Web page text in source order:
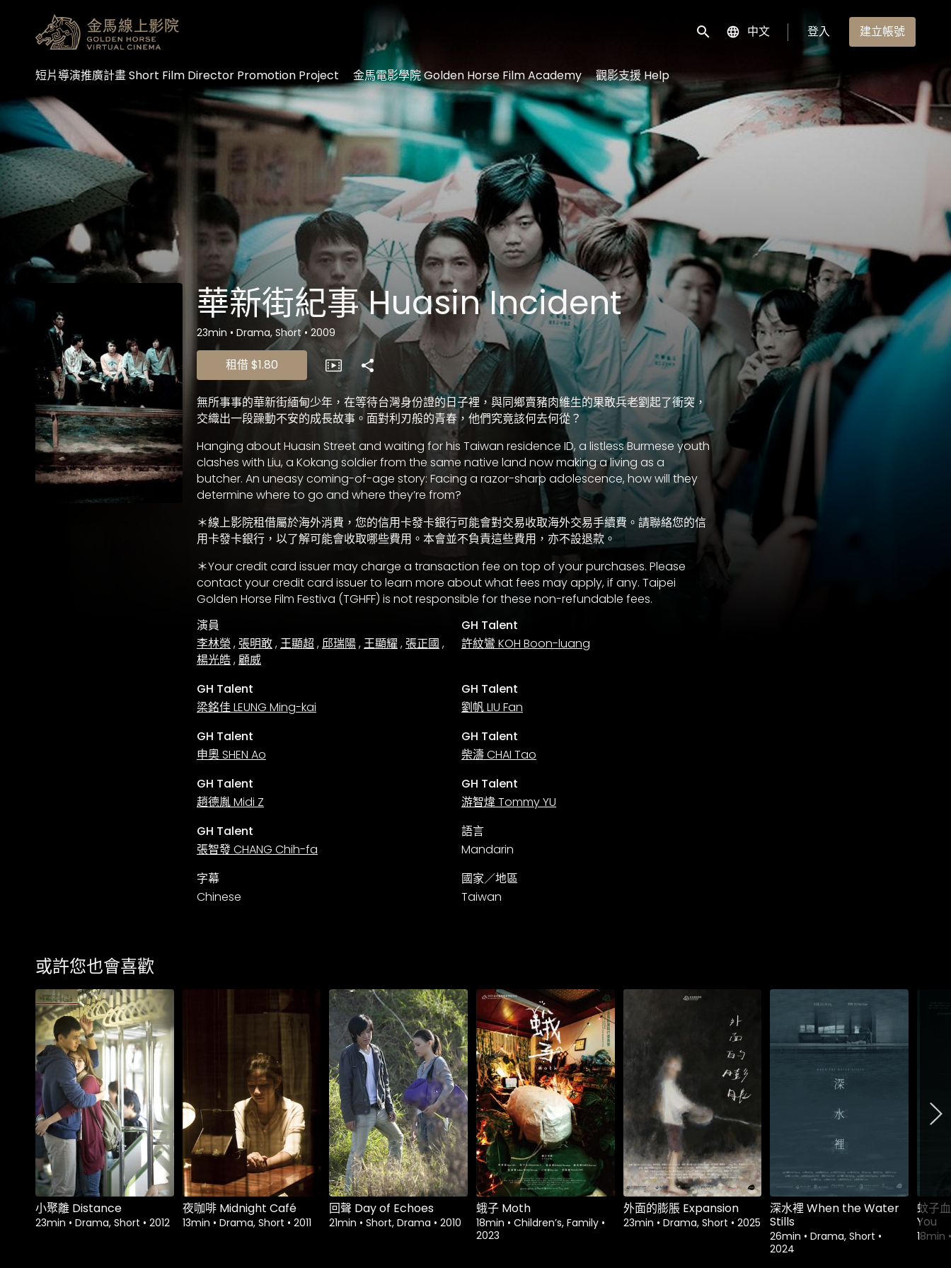
輔助連結
送出 中文 登入 建立帳號
短片導演推廣計畫 Short Film Director Promotion Project 金馬電影學院 Golden Horse Film Academy 觀影支援 Help
華新街紀事 Huasin Incident
23min • Drama, Short• 2009
租借$1.80
無所事事的華新街緬甸少年，在等待台灣身份證的日子裡，與同鄉賣豬肉維生的果敢兵老劉起了衝突，
交織出一段躁動不安的成長故事。面對利刃般的青春，他們究竟該何去何從？
Hanging about Huasin Street and waiting for his Taiwan residence ID, a listless Burmese youth
clashes with Liu, a Kokang soldier from the same native land now making a living as a
butcher. An uneasy coming-of-age story: Facing a razor-sharp adolescence, how will they
determine where to go and where they’re from?
＊線上影院租借屬於海外消費，您的信用卡發卡銀行可能會對交易收取海外交易手續費。請聯絡您的信
用卡發卡銀行，以了解可能會收取哪些費用。本會並不負責這些費用，亦不設退款。
＊Your credit card issuer may charge a transaction fee on top of your purchases. Please
contact your credit card issuer to learn more about what fees may apply, if any. Taipei
Golden Horse Film Festiva (TGHFF) is not responsible for these non-refundable fees.
演員
李林榮 , 張明敢,王顯超,邱瑞陽,王顯耀, 張正國 ,
楊光皓,顧威
GH Talent
許紋鸞 KOH Boon-luang
GH Talent
梁銘佳 LEUNG Ming-kai
GH Talent
劉帆 LIU Fan
GH Talent
申奧 SHEN Ao
GH Talent
柴濤 CHAI Tao
GH Talent
趙德胤 Midi Z
GH Talent
游智煒 Tommy YU
GH Talent
張智發 CHANG Chih-fa
語言
Mandarin
字幕
Chinese
國家／地區
Taiwan
或許您也會喜歡
租借 $1.80
小聚離 Distance
23min • Drama, Short • 2012
租借$1.80
夜咖啡 Midnight Café
13min • Drama, Short • 2011
租借$1.80
回聲 Day of Echoes
21min • Short, Drama • 2010
租借$1.80
蛾子 Moth
18min • Children’s, Family •
2023
外面的膨脹 Expansion
23min • Drama, Short • 2025
深水裡 When the Water
Stills
26min • Drama, Short •
2024
蚊子
You
18min •